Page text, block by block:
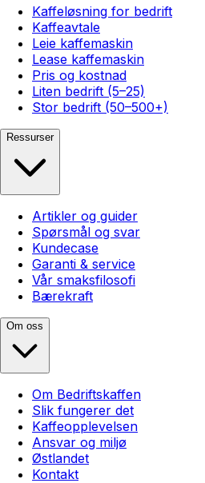
Kaffeløsning for bedrift
Kaffeavtale
Leie kaffemaskin
Lease kaffemaskin
Pris og kostnad
Liten bedrift (5–25)
Stor bedrift (50–500+)
Ressurser
Artikler og guider
Spørsmål og svar
Kundecase
Garanti & service
Vår smaksfilosofi
Bærekraft
Om oss
Om Bedriftskaffen
Slik fungerer det
Kaffeopplevelsen
Ansvar og miljø
Østlandet
Kontakt